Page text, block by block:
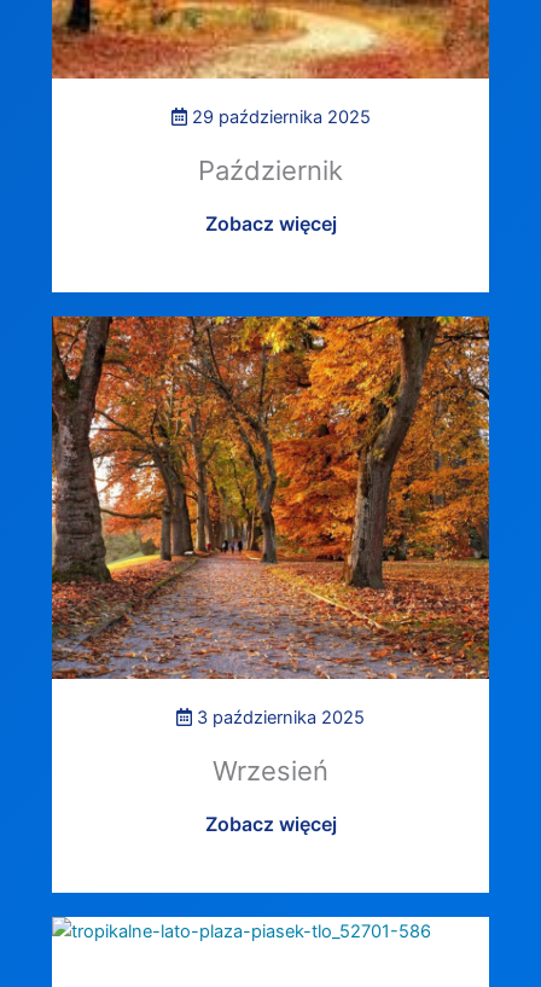
29 października 2025
Październik
Zobacz więcej
3 października 2025
Wrzesień
Zobacz więcej